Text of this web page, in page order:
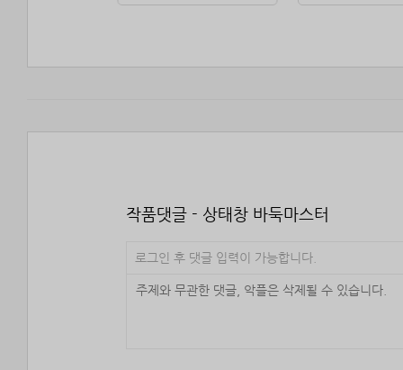
작품댓글 - 상태창 바둑마스터
로그인 후 댓글 입력이 가능합니다.